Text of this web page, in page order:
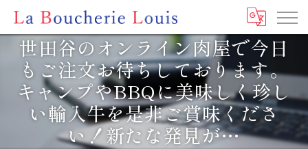
世田谷のオンライン肉屋で今日
もご注文お待ちしております。
キャンプやBBQに美味しく珍し
い輸入牛を是非ご賞味くださ
い！新たな発見が…